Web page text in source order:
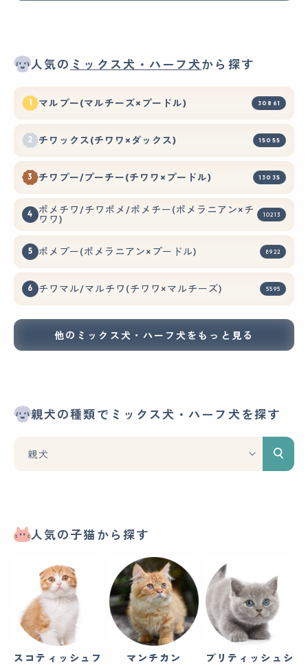
人気の ミックス犬・ハーフ犬から探す
マルプー(マルチーズ×プードル) 30861
チワックス(チワワ×ダックス) 15055
チワプー/プーチー(チワワ×プードル) 13035
ポメチワ/チワポメ/ポメチー(ポメラニアン×チ
ワワ) 10213
ポメプー(ポメラニアン×プードル) 8922
チワマル/マルチワ(チワワ×マルチーズ) 5595
他のミックス犬・ハーフ犬をもっと見る
親犬の種類でミックス犬・ハーフ犬を探す
人気の子猫から探す
スコティッシュフ
マンチカン
ブリティッシュシ